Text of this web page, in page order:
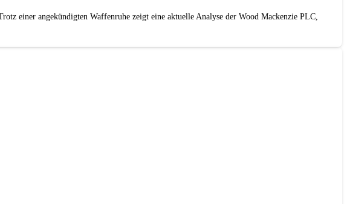
einer angekündigten Waffenruhe zeigt eine aktuelle Analyse der Wood Mackenzie PLC,